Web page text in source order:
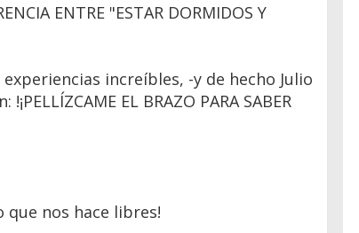
ENTRE "ESTAR DORMIDOS Y
increíbles, -y de hecho Julio
EL BRAZO PARA SABER
que nos hace libres!